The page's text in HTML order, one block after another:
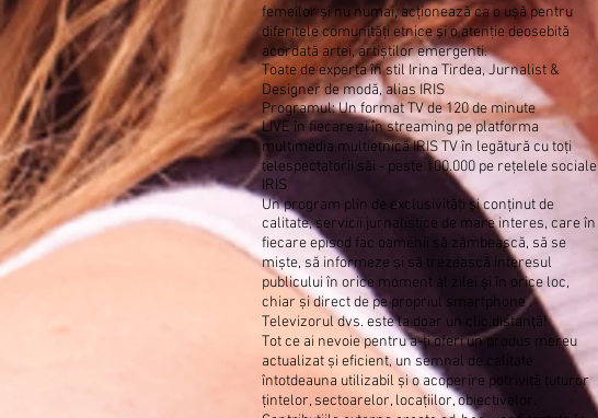
femeilor și nu numai, acționează ca o ușă pentru
diferitele comunități etnice și o atenție deosebită
acordată artei, artiștilor emergenti.
Toate de experta în stil Irina Tirdea, Jurnalist &
Designer de modă, alias IRIS
Programul: Un format TV de 120 de minute
LIVE în fiecare zi în streaming pe platforma
multimedia multietnică IRIS TV în legătură cu toți
telespectatorii săi - peste 100.000 pe rețelele sociale
IRIS
Un program plin de exclusivități și conținut de
calitate, servicii jurnalistice de mare interes, care în
fiecare episod fac oamenii să zâmbească, să se
miște, să informeze și să trezească interesul
publicului în orice moment al zilei și în orice loc,
chiar și direct de pe propriul smartphone .
Televizorul dvs. este la doar un clic distanță!
Tot ce ai nevoie pentru a-ți oferi un produs mereu
actualizat și eficient, un semnal de calitate
întotdeauna utilizabil și o acoperire potrivită tuturor
țintelor, sectoarelor, locațiilor, obiectivelor.